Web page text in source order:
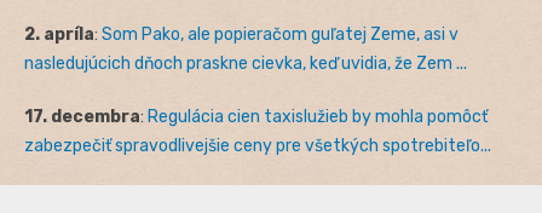
2. apríla: Som Pako, ale popieračom guľatej Zeme, asi v
nasledujúcich dňoch praskne cievka, keď uvidia, že Zem ...
17. decembra: Regulácia cien taxislužieb by mohla pomôcť
zabezpečiť spravodlivejšie ceny pre všetkých spotrebiteľo...